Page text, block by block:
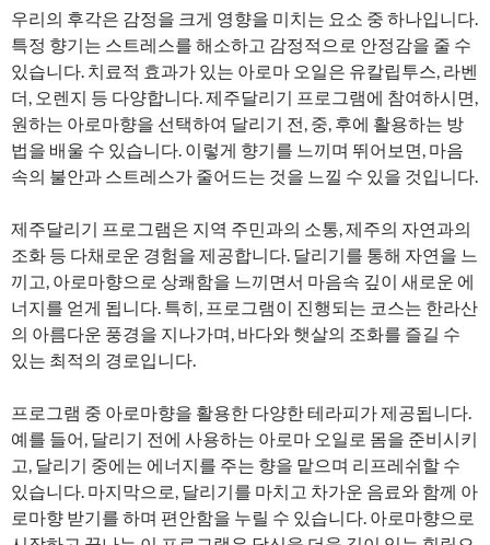
우리의 후각은 감정을 크게 영향을 미치는 요소 중 하나입니다.
특정 향기는 스트레스를 해소하고 감정적으로 안정감을 줄 수
있습니다. 치료적 효과가 있는 아로마 오일은 유칼립투스, 라벤
더, 오렌지 등 다양합니다. 제주달리기 프로그램에 참여하시면,
원하는 아로마향을 선택하여 달리기 전, 중, 후에 활용하는 방
법을 배울 수 있습니다. 이렇게 향기를 느끼며 뛰어보면, 마음
속의 불안과 스트레스가 줄어드는 것을 느낄 수 있을 것입니다.
제주달리기 프로그램은 지역 주민과의 소통, 제주의 자연과의
조화 등 다채로운 경험을 제공합니다. 달리기를 통해 자연을 느
끼고, 아로마향으로 상쾌함을 느끼면서 마음속 깊이 새로운 에
너지를 얻게 됩니다. 특히, 프로그램이 진행되는 코스는 한라산
의 아름다운 풍경을 지나가며, 바다와 햇살의 조화를 즐길 수
있는 최적의 경로입니다.
프로그램 중 아로마향을 활용한 다양한 테라피가 제공됩니다.
예를 들어, 달리기 전에 사용하는 아로마 오일로 몸을 준비시키
고, 달리기 중에는 에너지를 주는 향을 맡으며 리프레쉬할 수
있습니다. 마지막으로, 달리기를 마치고 차가운 음료와 함께 아
로마향 받기를 하며 편안함을 누릴 수 있습니다. 아로마향으로